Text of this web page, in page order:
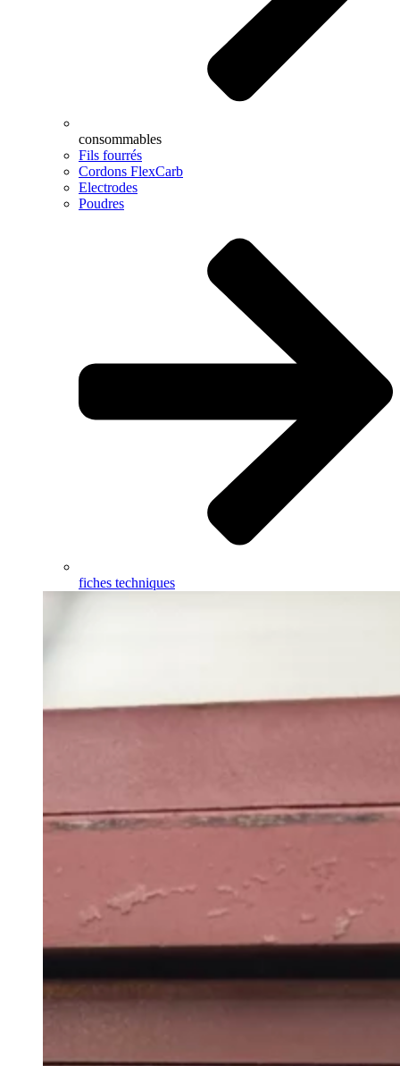
consommables
Fils fourrés
Cordons FlexCarb
Electrodes
Poudres
fiches techniques